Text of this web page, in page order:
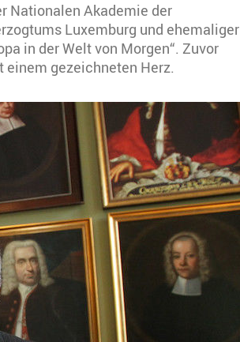
Nationalen Akademie der
Luxemburg und ehemaliger
in der Welt von Morgen“. Zuvor
einem gezeichneten Herz.